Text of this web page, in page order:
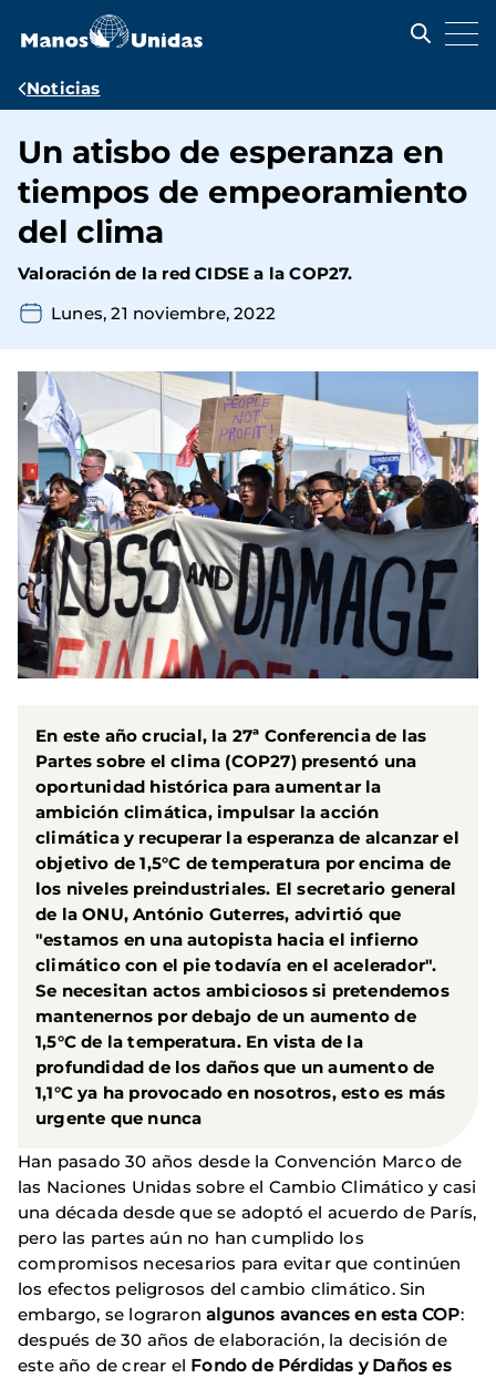
contenido
Ruta
navegación
Noticias
Un atisbo de esperanza en
tiempos de empeoramiento
del clima
Valoración de la red CIDSE a la COP27.
Lunes, 21 noviembre, 2022
En este año crucial, la 27ª Conferencia de las
Partes sobre el clima (COP27) presentó una
oportunidad histórica para aumentar la
ambición climática, impulsar la acción
climática y recuperar la esperanza de alcanzar el
objetivo de 1,5°C de temperatura por encima de
los niveles preindustriales. El secretario general
de la ONU, António Guterres, advirtió que
"estamos en una autopista hacia el infierno
climático con el pie todavía en el acelerador".
Se necesitan actos ambiciosos si pretendemos
mantenernos por debajo de un aumento de
1,5°C de la temperatura. En vista de la
profundidad de los daños que un aumento de
1,1°C ya ha provocado en nosotros, esto es más
urgente que nunca
Han pasado 30 años desde la Convención Marco de
las Naciones Unidas sobre el Cambio Climático y casi
una década desde que se adoptó el acuerdo de París,
pero las partes aún no han cumplido los
compromisos necesarios para evitar que continúen
los efectos peligrosos del cambio climático. Sin
embargo, se lograronalgunos avances en esta COP:
después de 30 años de elaboración, la decisión de
este año de crear el Fondo de Pérdidas y Daños es